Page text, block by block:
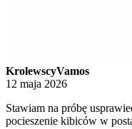
KrolewscyVamos
12 maja 2026
Stawiam na próbę
pocieszenie kibiców w